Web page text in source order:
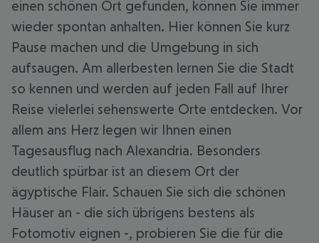
einen schönen Ort gefunden, können Sie immer
wieder spontan anhalten. Hier können Sie kurz
Pause machen und die Umgebung in sich
aufsaugen. Am allerbesten lernen Sie die Stadt
so kennen und werden auf jeden Fall auf Ihrer
Reise vielerlei sehenswerte Orte entdecken. Vor
allem ans Herz legen wir Ihnen einen
Tagesausflug nach Alexandria. Besonders
deutlich spürbar ist an diesem Ort der
ägyptische Flair. Schauen Sie sich die schönen
Häuser an - die sich übrigens bestens als
Fotomotiv eignen -, probieren Sie die für die